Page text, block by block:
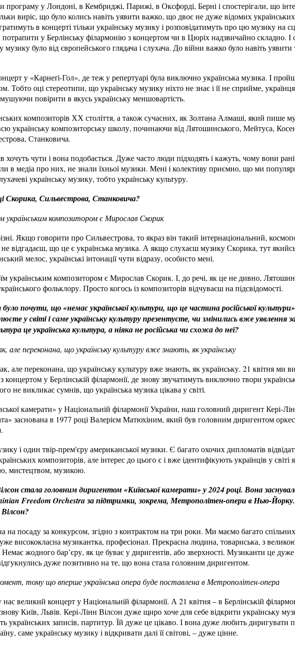
програму у Лондоні, в Кембриджі, Парижі, в Оксфорді, Берні і спостерігали, що
виріс, що було колись навіть уявити важко, що двоє не дуже відомих українських
в концерті тільки українську музику і розповідатимуть про цю музику на
у Берлінську філармонію з концертом чи в Цюріх надзвичайно складно. І
музику було від європейського глядача і слухача. До війни важко було навіть уявити
у «Карнеґі-Гол», де теж у репертуарі була виключно українська музика. І
Тобто оці стереотипи, що українську музику ніхто не знає і її не сприйме,
повірити в якусь українську меншовартість.
композиторів ХХ століття, а також сучасних, як Золтана Алмаші, який пише
українську композиторську школу, починаючи від Лятошинського, Мейтуса,
Станковича.
чути і вона подобається. Дуже часто люди підходять і кажуть, чому вони
в медіа про них, не знали їхньої музики. Мені і колективу приємно, що ми
українську музику, тобто українську культуру.
Скорика, Сильвестрова, Станковича?
українським композитором є Мирослав Скорик
Якщо говорити про Сильвестрова, то якраз він такий інтернаціональний,
відгадаєш, що це є українська музика. А якщо слухаєш музику Скорика, тут
мелос, українські інтонації чути відразу, особисто мені.
українським композитором є Мирослав Скорик. І, до речі, як це не дивно,
фольклору. Просто когось із композиторів відчуваєш на підсвідомості.
почути, що «немає української культури, що це частина російської
у світі і саме українську культуру презентуєте, чи змінились вже уявлення
це українська культура, а ніяка не російська чи схожа до неї?
переконана, що українську культуру вже знають, як українську
але переконана, що українську культуру вже знають, як українську. 21 квітня ми
у Берлінській філармонії, де знову звучатимуть виключно твори
не викликає сумнів, що українська музика цікава у світі.
камерати» у Національній філармонії України, наш головний диригент Кері-
заснована в 1977 році Валерієм Матюхіним, який був головним диригентом
і один твір-прем'єру американської музики. Є багато охочих дипломатів
композиторів, але інтерес до цього є і вже ідентифікують українців у світі
мистецтвом, музикою.
стала головним диригентом «Київської камерати» у 2024 році. Вона
Freedom Orchestra за підтримки, зокрема, Метрополітен-опери в Нью-
на посаду за конкурсом, згідно з контрактом на три роки. Ми маємо багато
висококласна музикантка, професіонал. Прекрасна людина, товариська, з
Немає жодного бар’єру, як це буває у диригентів, або зверхності. Музиканти це дуже
дуже позитивно на те, що вона стала головним диригентом.
тому що вперше українська опера буде поставлена в Метрополітен-опера
нас великий концерт у Національній філармонії. А 21 квітня – в Берлінській
Київ, Львів. Кері-Лінн Вілсон дуже щиро хоче для себе відкрити українську
українських записів, партитур. Їй дуже це цікаво. І вона дуже любить диригувати
саме українську музику і відкривати далі її світові, – дуже цінне.